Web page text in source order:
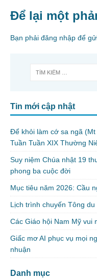
Để lại một
Bạn phải đăng nhập để
Tin mới cập nhật
Để khỏi làm cớ sa ngã
Tuần Tuần XIX Thường
Suy niệm Chúa nhật 19
phong ba cuộc đời
Mục tiêu năm 2026: Cầu
Lịch trình chuyến Tông
Các Giáo hội Nam Mỹ
Giấc mơ AI phục vụ mọi
nhuận
Danh mục